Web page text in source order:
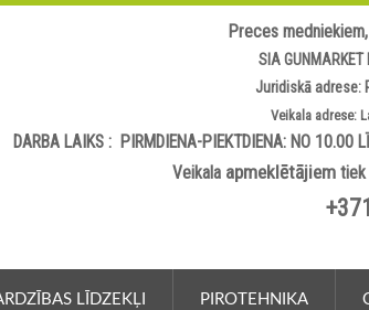
Preces
SIA
Juridiskā adrese:
Veikala adrese:
DARBA LAIKS : PIRMDIENA-PIEKTDIENA: NO 10.00
Veikala apmeklētājiemtiek
LĪDZEKĻI PIROTEHNIKA